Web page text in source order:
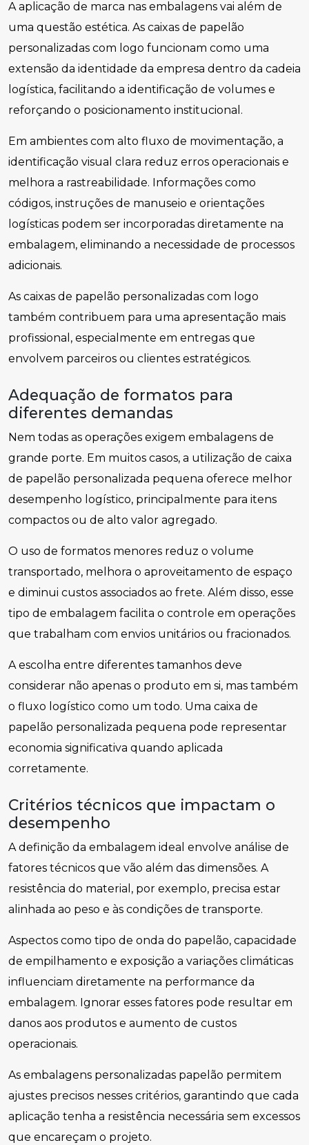
A aplicação de marca nas embalagens vai além de
uma questão estética. As caixas de papelão
personalizadas com logo funcionam como uma
extensão da identidade da empresa dentro da cadeia
logística, facilitando a identificação de volumes e
reforçando o posicionamento institucional.
Em ambientes com alto fluxo de movimentação, a
identificação visual clara reduz erros operacionais e
melhora a rastreabilidade. Informações como
códigos, instruções de manuseio e orientações
logísticas podem ser incorporadas diretamente na
embalagem, eliminando a necessidade de processos
adicionais.
As caixas de papelão personalizadas com logo
também contribuem para uma apresentação mais
profissional, especialmente em entregas que
envolvem parceiros ou clientes estratégicos.
Adequação de formatos para
diferentes demandas
Nem todas as operações exigem embalagens de
grande porte. Em muitos casos, a utilização de caixa
de papelão personalizada pequena oferece melhor
desempenho logístico, principalmente para itens
compactos ou de alto valor agregado.
O uso de formatos menores reduz o volume
transportado, melhora o aproveitamento de espaço
e diminui custos associados ao frete. Além disso, esse
tipo de embalagem facilita o controle em operações
que trabalham com envios unitários ou fracionados.
A escolha entre diferentes tamanhos deve
considerar não apenas o produto em si, mas também
o fluxo logístico como um todo. Uma caixa de
papelão personalizada pequena pode representar
economia significativa quando aplicada
corretamente.
Critérios técnicos que impactam o
desempenho
A definição da embalagem ideal envolve análise de
fatores técnicos que vão além das dimensões. A
resistência do material, por exemplo, precisa estar
alinhada ao peso e às condições de transporte.
Aspectos como tipo de onda do papelão, capacidade
de empilhamento e exposição a variações climáticas
influenciam diretamente na performance da
embalagem. Ignorar esses fatores pode resultar em
danos aos produtos e aumento de custos
operacionais.
As embalagens personalizadas papelão permitem
ajustes precisos nesses critérios, garantindo que cada
aplicação tenha a resistência necessária sem excessos
que encareçam o projeto.